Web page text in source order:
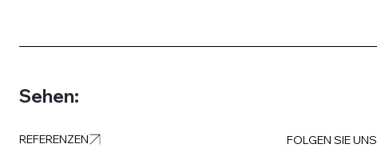
Sehen:
REFERENZEN FOLGEN SIE UNS